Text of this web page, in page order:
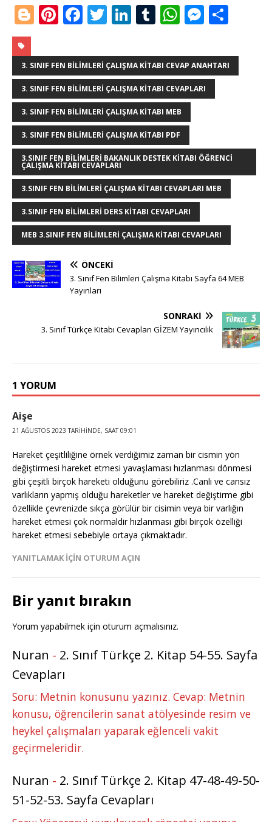
Bl
o
g
g
e
r
Pi
n
te
r
e
st
F
a
c
e
b
o
o
k
T
w
it
te
r
Li
n
k
e
dI
n
T
u
m
bl
r
W
h
at
s
A
p
p
M
e
ss
e
n
r
ar
e
3. SINIF FEN BILIMLERI ÇALIŞMA KITABI CEVAP ANAHTARI
3. SINIF FEN BILIMLERI ÇALIŞMA KITABI CEVAPLARI
3. SINIF FEN BILIMLERI ÇALIŞMA KITABI MEB
3. SINIF FEN BILIMLERI ÇALIŞMA KITABI PDF
3.SINIF FEN BILIMLERI BAKANLIK DESTEK KITABI ÖĞRENCI
ÇALIŞMA KITABI CEVAPLARI
3.SINIF FEN BILIMLERI ÇALIŞMA KITABI CEVAPLARI MEB
3.SINIF FEN BILIMLERI DERS KITABI CEVAPLARI
MEB 3.SINIF FEN BILIMLERI ÇALIŞMA KITABI CEVAPLARI
ÖNCEKI
3. Sınıf Fen Bilimleri Çalışma Kitabı Sayfa 64 MEB
Yayınları
SONRAKI
3. Sınıf Türkçe Kitabı Cevapları GİZEM Yayıncılık
1 YORUM
Aişe
21 AĞUSTOS 2023 TARIHINDE, SAAT 09:01
Hareket çeşitliliğine örnek verdiğimiz zaman bir cismin yön
değiştirmesi hareket etmesi yavaşlaması hızlanması dönmesi
gibi çeşitli birçok hareketi olduğunu görebiliriz .Canlı ve cansız
varlıkların yapmış olduğu hareketler ve hareket değiştirme gibi
özellikle çevrenizde sıkça görülür bir cisimin veya bir varlığın
hareket etmesi çok normaldir hızlanması gibi birçok özelliği
hareket etmesi sebebiyle ortaya çıkmaktadır.
YANITLAMAK IÇIN OTURUM AÇIN
Bir yanıt bırakın
Yorum yapabilmek için oturum açmalısınız.
Nuran - 2. Sınıf Türkçe 2. Kitap 54-55. Sayfa
Cevapları
Soru: Metnin konusunu yazınız. Cevap: Metnin
konusu, öğrencilerin sanat atölyesinde resim ve
heykel çalışmaları yaparak eğlenceli vakit
geçirmeleridir.
Nuran - 2. Sınıf Türkçe 2. Kitap 47-48-49-50-
51-52-53. Sayfa Cevapları